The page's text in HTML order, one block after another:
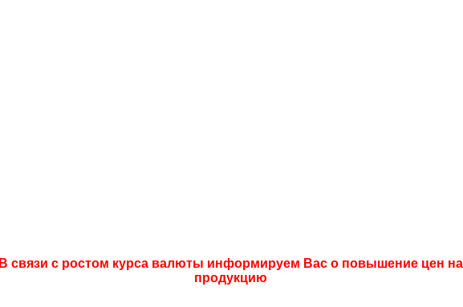
В связи с ростом курса валюты информируем Вас о повышение цен на
продукцию